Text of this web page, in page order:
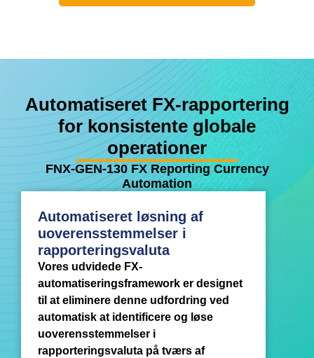
Automatiseret FX-rapportering
for konsistente globale
operationer
FNX-GEN-130 FX Reporting Currency
Automation
Automatiseret løsning af
uoverensstemmelser i
rapporteringsvaluta
Vores udvidede FX-
automatiseringsframework er designet
til at eliminere denne udfordring ved
automatisk at identificere og løse
uoverensstemmelser i
rapporteringsvaluta på tværs af